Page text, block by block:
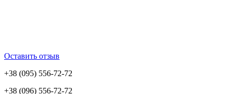
Оставить отзыв
+38 (095) 556-72-72
+38 (096) 556-72-72